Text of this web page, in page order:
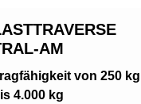
AM
von 250 kg
4.000 kg